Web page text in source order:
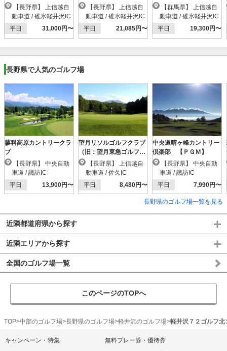
動車道 / 碓氷軽井沢IC
平日
31,000円〜
動車道 / 碓氷軽井沢IC
平日
21,085円〜
動車道 / 碓氷軽井沢IC
平日
19,300円〜
長野県で人気のゴルフ場
蓼科高原カントリークラ
ブ
車道 / 諏訪IC
平日
13,900円〜
望月リソルゴルフクラブ
（旧：望月東急ゴルフク
ラブ）
動車道 / 佐久IC
平日
8,480円〜
中央道晴ヶ峰カントリー
倶楽部 【ＰＧＭ】
車道 / 諏訪IC
平日
7,990円〜
長野県のゴルフ場一覧を見る
近隣都道府県から探す
近隣エリアから探す
全国のゴルフ場一覧
このページのTOPへ
TOP 中部のゴルフ場 長野県のゴルフ場 軽井沢のゴルフ場 軽井沢７２ゴルフ北
キャンペーン・特集 無料プレー券・優待券